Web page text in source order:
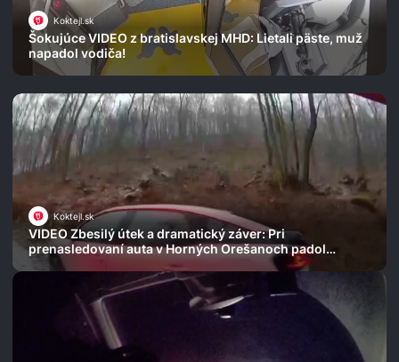
Koktejl.sk
Šokujúce VIDEO z bratislavskej MHD: Lietali päste, muž
napadol vodiča!
Koktejl.sk
VIDEO Zbesilý útek a dramatický záver: Pri
prenasledovaní auta v Horných Orešanoch padol
varovný výstrel!